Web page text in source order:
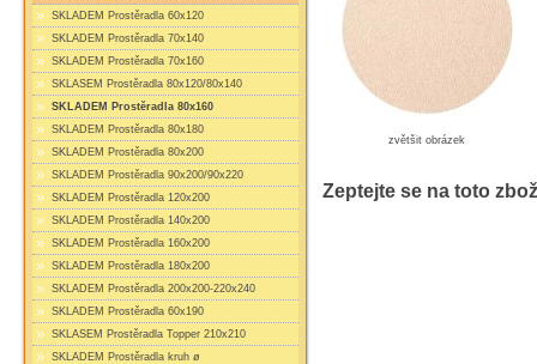
SKLADEM Prostěradla 60x120
SKLADEM Prostěradla 70x140
SKLADEM Prostěradla 70x160
SKLASEM Prostěradla 80x120/80x140
SKLADEM Prostěradla 80x160
SKLADEM Prostěradla 80x180
SKLADEM Prostěradla 80x200
SKLADEM Prostěradla 90x200/90x220
SKLADEM Prostěradla 120x200
SKLADEM Prostěradla 140x200
SKLADEM Prostěradla 160x200
SKLADEM Prostěradla 180x200
SKLADEM Prostěradla 200x200-220x240
SKLADEM Prostěradla 60x190
SKLASEM Prostěradla Topper 210x210
SKLADEM Prostěradla kruh ø
zvětšit obrázek
Zeptejte se na toto